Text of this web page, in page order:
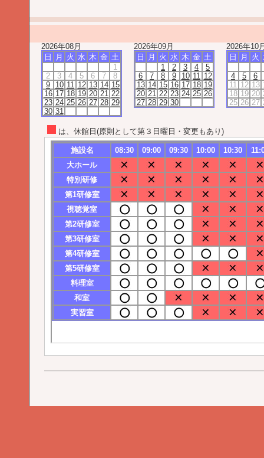
2026年08月
日
月 火 水 木 金 土
1
2
3 4 5 6 7
8
9
10 11 12 13 14 15
16 17 18 19 20 21 22
23 24 25 26 27 28 29
30 31
2026年09月
日
月 火 水 木 金 土
1
2 3 4
5
6
7 8 9 10 11 12
13 14 15 16 17 18 19
20 21 22 23 24 25 26
27 28 29 30
2026年10
日
月 火
4 5
6
11 12 13
18 19 20
25 26 27
は、休館日(原則として第３日曜日・変更もあり)